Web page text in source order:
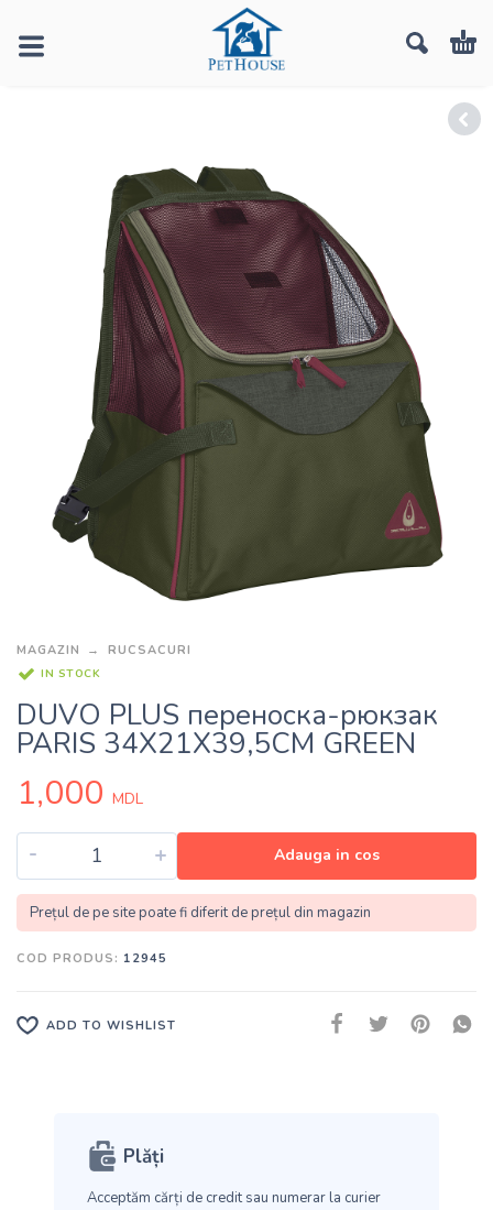
MAGAZIN RUCSACURI
IN STOCK
DUVO PLUS переноска-рюкзак
PARIS 34X21X39,5CM GREEN
1,000 MDL
- + Adauga in cos
Prețul de pe site poate fi diferit de prețul din magazin
COD PRODUS: 12945
ADD TO WISHLIST
Plăți
Acceptăm cărți de creditsau numerar la curier